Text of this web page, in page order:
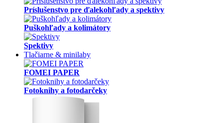
Príslušenstvo pre ďalekohľady a spektivy
Puškohľady a kolimátory
Spektivy
Tlačiarne & minilaby
FOMEI PAPER
Fotoknihy a fotodarčeky